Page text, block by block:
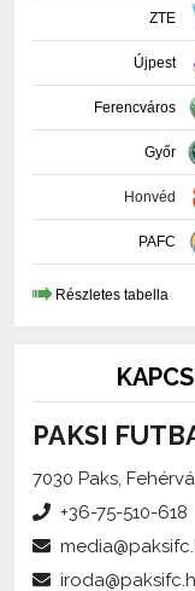
Újpest
Ferencváros
Győr
Honvéd
PAFC
Részletes tabella
PAKSI
7030 Paks,